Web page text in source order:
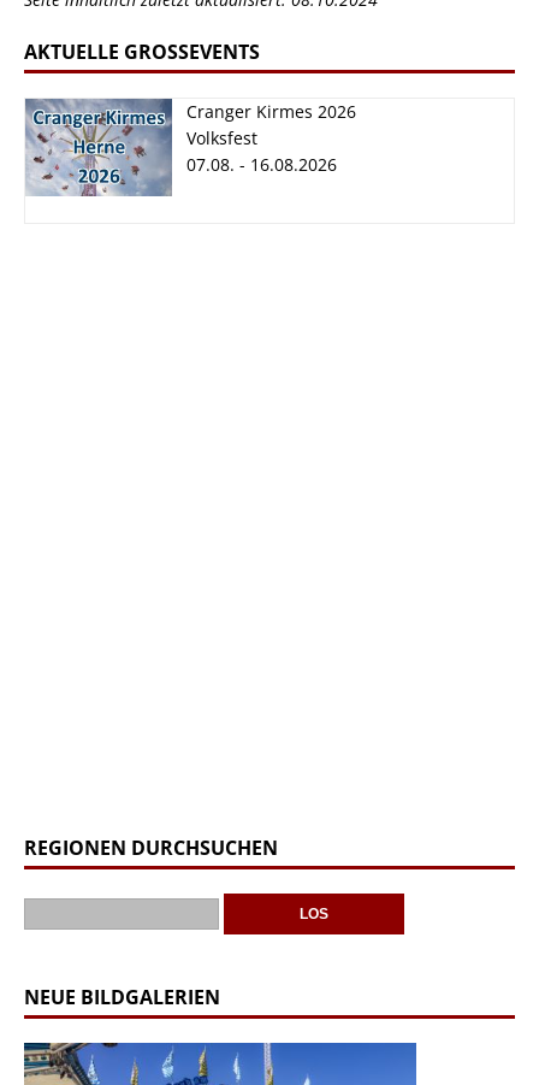
AKTUELLE GROSSEVENTS
Cranger Kirmes 2026
Volksfest
07.08. - 16.08.2026
REGIONEN DURCHSUCHEN
NEUE BILDGALERIEN